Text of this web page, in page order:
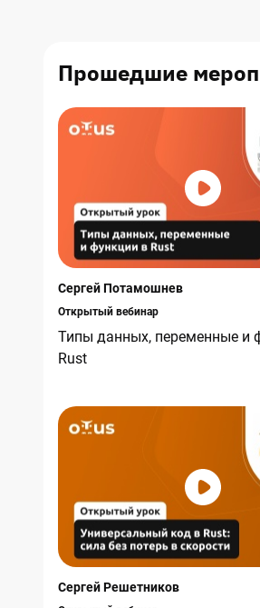
Прошедшие
Сергей Потамошнев
Открытый вебинар
Типы данных, переменные и
Rust
Сергей Решетников